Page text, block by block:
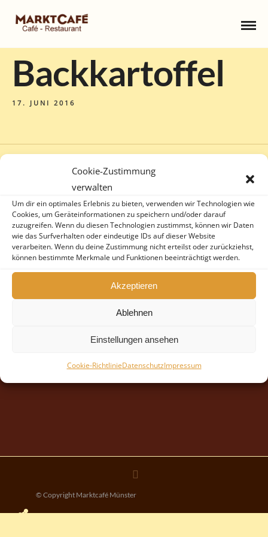
Cookie-Zustimmung
verwalten
Um dir ein optimales Erlebnis zu bieten, verwenden wir Technologien wie
Cookies, um Geräteinformationen zu speichern und/oder darauf
zuzugreifen. Wenn du diesen Technologien zustimmst, können wir Daten
wie das Surfverhalten oder eindeutige IDs auf dieser Website
verarbeiten. Wenn du deine Zustimmung nicht erteilst oder zurückziehst,
können bestimmte Merkmale und Funktionen beeinträchtigt werden.
Akzeptieren
Ablehnen
Einstellungen ansehen
Cookie-RichtlinieDatenschutzImpressum
Backkartoffel
17. JUNI 2016
© Copyright Marktcafé Münster